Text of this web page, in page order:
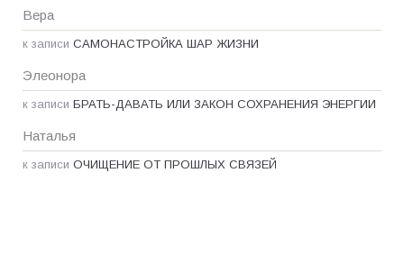
Вера
к записи САМОНАСТРОЙКА ШАР ЖИЗНИ
Элеонора
к записи БРАТЬ-ДАВАТЬ ИЛИ ЗАКОН СОХРАНЕНИЯ ЭНЕРГИИ
Наталья
к записи ОЧИЩЕНИЕ ОТ ПРОШЛЫХ СВЯЗЕЙ